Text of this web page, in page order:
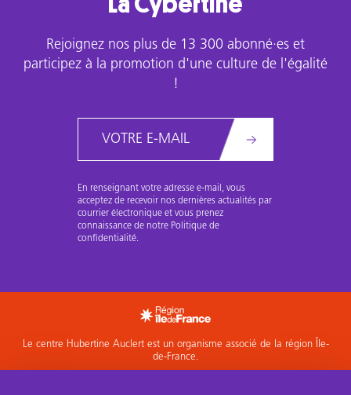
Rejoignez nos plus de 13 300 abonné·es et
participez à la promotion d'une culture de l'égalité
!
En renseignant votre adresse e-mail, vous
acceptez de recevoir nos dernières actualités par
courrier électronique et vous prenez
connaissance de notre Politique de
confidentialité.
Le centre Hubertine Auclert est un organisme associé de la région Île-
de-France.